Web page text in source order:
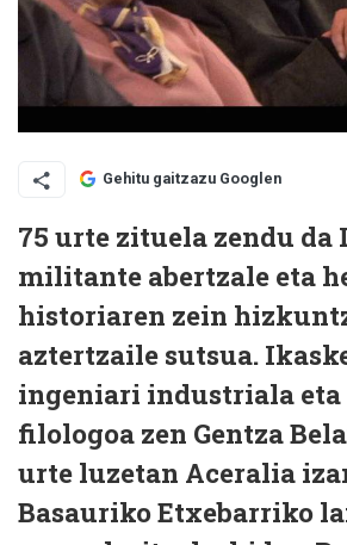
Gehitu gaitzazu Googlen
75 urte zituela zendu da
militante abertzale eta
historiaren zein
aztertzaile sutsua.
ingeniari industriala eta
filologoa zen Gentza
urte luzetan Aceralia
Basauriko Etxebarriko